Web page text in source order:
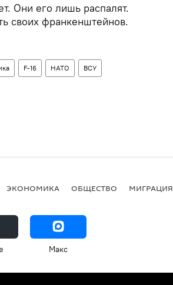
Они его лишь распалят.
своих франкенштейнов.
F-16 НАТО ВСУ
ЭКОНОМИКА ОБЩЕСТВО МИГРАЦИЯ
Макс